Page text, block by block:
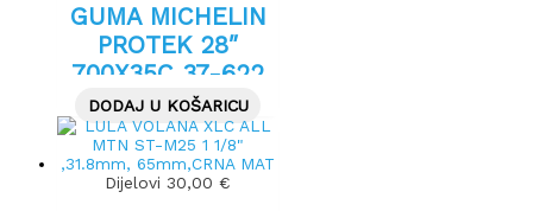
GUMA MICHELIN
PROTEK 28″
700X35C 37-622
CRNA
DODAJ U KOŠARICU
Dijelovi 30,00 €